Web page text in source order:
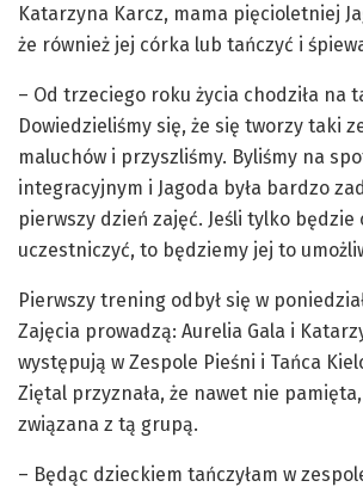
Katarzyna Karcz, mama pięcioletniej
że również jej córka lub tańczyć i
– Od trzeciego roku życia chodziła na
Dowiedzieliśmy się, że się tworzy taki
maluchów i przyszliśmy. Byliśmy na
integracyjnym i Jagoda była bardzo
pierwszy dzień zajęć. Jeśli tylko będzie
uczestniczyć, to będziemy jej to
Pierwszy trening odbył się w
Zajęcia prowadzą: Aurelia Gala i
występują w Zespole Pieśni i Tańca
Ziętal przyznała, że nawet nie
związana z tą grupą.
– Będąc dzieckiem tańczyłam w